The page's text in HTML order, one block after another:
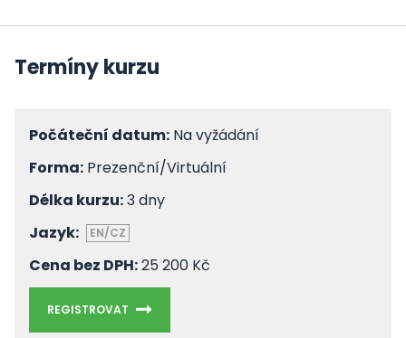
Termíny kurzu
Počáteční datum: Na vyžádání
Forma: Prezenční/Virtuální
Délka kurzu:3 dny
Jazyk:
EN/CZ
Cena bez DPH:25 200 Kč
REGISTROVAT